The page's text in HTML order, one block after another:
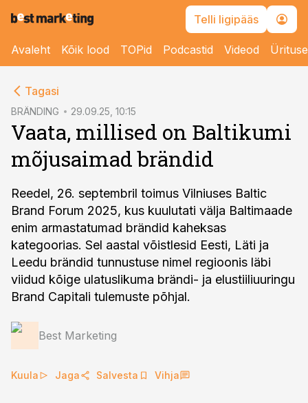
Telli ligipääs
Avaleht Kõik lood TOPid Podcastid Videod
Tagasi
BRÄNDING 29.09.25, 10:15
Vaata, millised on Baltikumi
mõjusaimad brändid
Reedel, 26. septembril toimus Vilniuses Baltic
Brand Forum 2025, kus kuulutati välja Baltimaade
enim armastatumad brändid kaheksas
kategoorias. Sel aastal võistlesid Eesti, Läti ja
Leedu brändid tunnustuse nimel regioonis läbi
viidud kõige ulatuslikuma brändi- ja elustiiliuuringu
Brand Capitali tulemuste põhjal.
Best Marketing
Kuula Jaga Salvesta Vihja